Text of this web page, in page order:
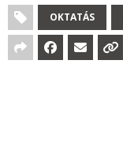
OKTATÁS